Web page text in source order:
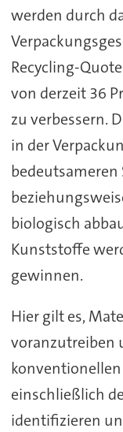
werden durch
Recycling-
von derzeit 36
zu verbessern.
in der
biologisch
Kunststoffe
gewinnen.
Hier gilt es,
voranzutreiben
einschließlich
identifizieren